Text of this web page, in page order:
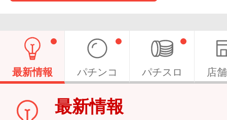
最新情報 パチンコ パチスロ 店
最新情報